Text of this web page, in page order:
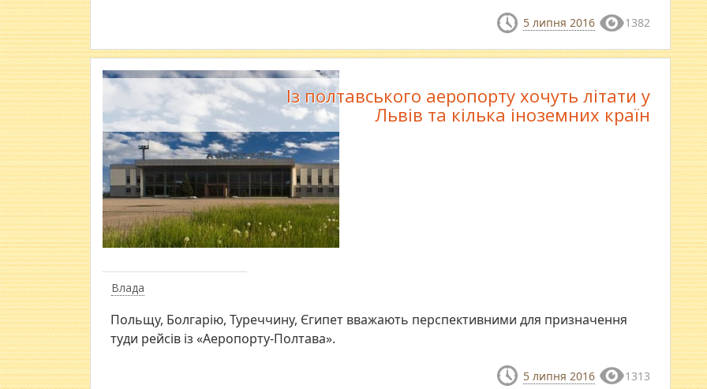
5 липня 2016 1382
Влада
Із полтавського аеропорту хочуть літати у
Львів та кілька іноземних країн
​Польщу, Болгарію, Туреччину, Єгипет вважають перспективними для призначення
туди рейсів із «Аеропорту-Полтава».
5 липня 2016 1313